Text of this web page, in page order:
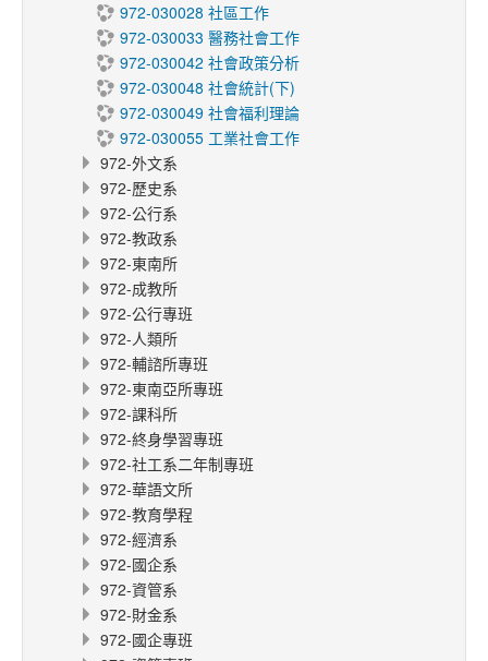
972-030028 社區工作
972-030033 醫務社會工作
972-030042 社會政策分析
972-030048 社會統計(下)
972-030049 社會福利理論
972-030055 工業社會工作
972-外文系
972-歷史系
972-公行系
972-教政系
972-東南所
972-成教所
972-公行專班
972-人類所
972-輔諮所專班
972-東南亞所專班
972-課科所
972-終身學習專班
972-社工系二年制專班
972-華語文所
972-教育學程
972-經濟系
972-國企系
972-資管系
972-財金系
972-國企專班